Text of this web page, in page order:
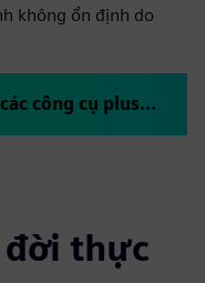
không ổn định do
ZAHORANSKY đang sử dụng các công cụ plus10 để tăng tốc nhanh như thế nào
thực